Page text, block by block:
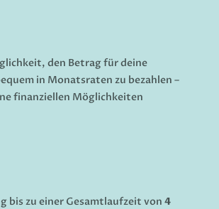
den Betrag für deine
in Monatsraten zu bezahlen –
finanziellen Möglichkeiten
bis zu einer Gesamtlaufzeit von 4